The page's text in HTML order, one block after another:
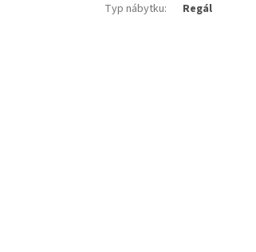
Typ nábytku: Regál